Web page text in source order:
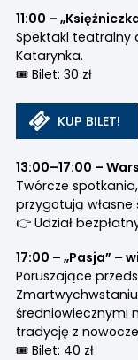
11:00 –
Spektakl teatralny
Katarynka.
🎟 Bilet: 30 zł
KUP BILET!
13:00–17:00 –
Twórcze
przygotują
👉 Udział
17:00 – „Pasja” –
Poruszające
średniowiecznymi
tradycję z
🎟 Bilet: 40 zł